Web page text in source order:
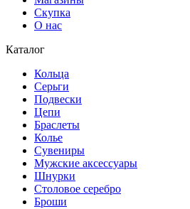
Скупка
О нас
Каталог
Кольца
Серьги
Подвески
Цепи
Браслеты
Колье
Сувениры
Мужские аксессуары
Шнурки
Столовое серебро
Броши